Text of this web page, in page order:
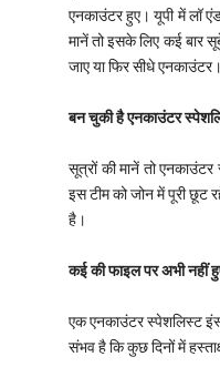
एनकाउंटर हुए। यूपी में लॉ
मानें तो इसके लिए कई बार
जाए या फिर सीधे
बन चुकी है एनकाउंटर
सूत्रों की मानें तो
इस टीम को जोन में पूरी छूट
है।
कई की फाइल पर अभी नहीं
एक एनकाउंटर स्पेशलिस्ट
संभव है कि कुछ दिनों में